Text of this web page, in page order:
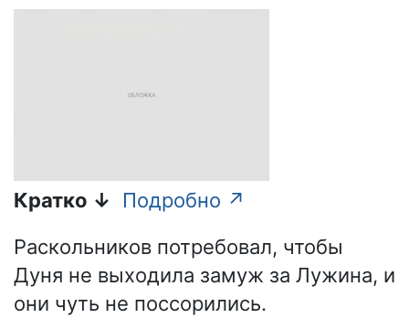
Кратко ↓
Подробно ↗
Раскольников потребовал, чтобы
Дуня не выходила замуж за Лужина, и
они чуть не поссорились.